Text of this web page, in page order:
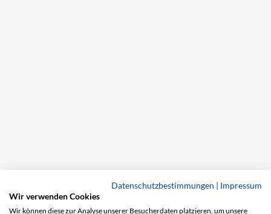
Datenschutzbestimmungen | Impressum
Wir verwenden Cookies
Wir können diese zur Analyse unserer Besucherdaten platzieren, um unsere